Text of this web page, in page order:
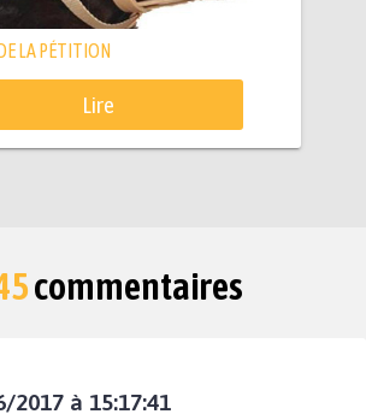
LA PÉTITION
Lire
commentaires
2017 à 15:17:41